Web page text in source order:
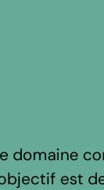
domaine
est